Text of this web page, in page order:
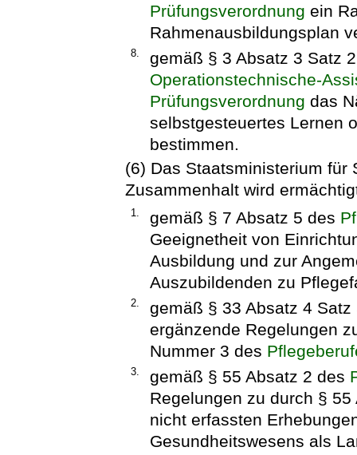
Prüfungsverordnung ein
Rahmenausbildungsplan
8.
gemäß § 3 Absatz 3 Satz
Operationstechnische-
Prüfungsverordnung das
selbstgesteuertes Lernen
bestimmen.
(6) Das Staatsministerium
Zusammenhalt wird
1. gemäß § 7 Absatz 5 des
Geeignetheit von
Ausbildung und zur
Auszubildenden zu
2.
gemäß § 33 Absatz 4
ergänzende Regelungen
Nummer 3 des
3. gemäß § 55 Absatz 2 des
Regelungen zu durch §
nicht erfassten
Gesundheitswesens als